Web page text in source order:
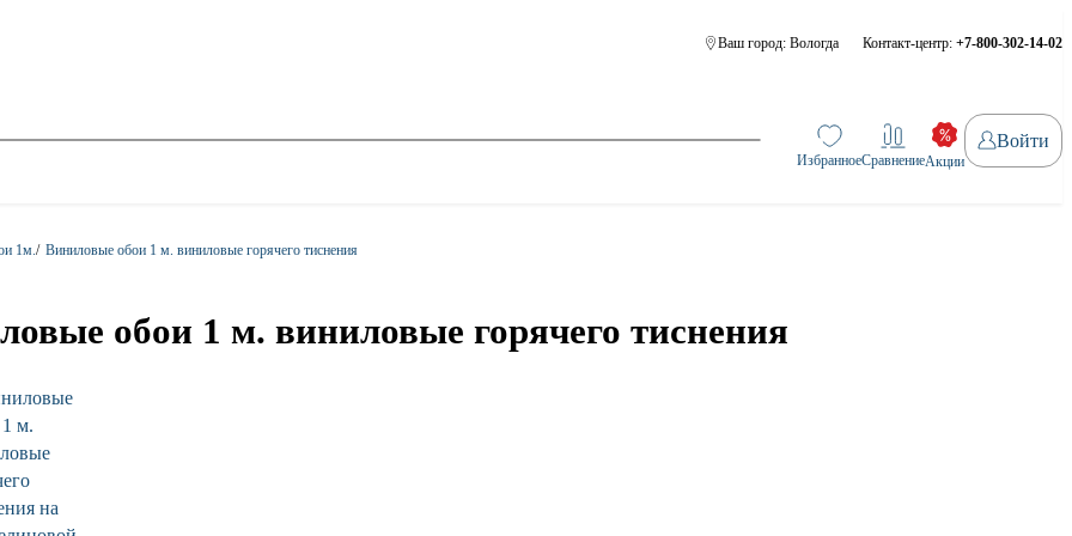
Ваш город: Вологда Контакт-центр: +7-800-302-14-02
ИзбранноеСравнениеАкции
Войти
1м./ Виниловые обои 1 м. виниловые горячего тиснения
обои 1 м. виниловые горячего тиснения